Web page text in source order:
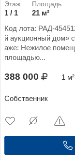
1 / 1
21 м²
Код лота: РАД-
й аукционный дом»
аже: Нежилое
площадью...
388 000 1
Собственник